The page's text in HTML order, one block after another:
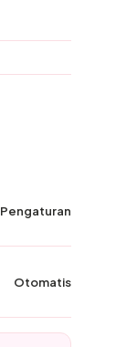
Pengaturan
Otomatis